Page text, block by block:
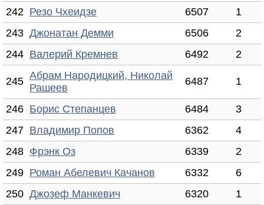
242 Резо Чхеидзе 6507
1
243 Джонатан Демми 6506
2
244 Валерий Кремнев 6492 2
245 Абрам Народицкий, Николай
Рашеев
6487 1
246 Борис Степанцев 6484
3
247 Владимир Попов 6362
4
248 Фрэнк Оз 6339
2
249 Роман Абелевич Качанов 6332
6
250 Джозеф Манкевич 6320
1